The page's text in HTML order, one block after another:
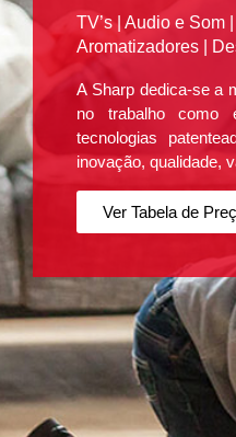
TV’s | Audio e Som
Aromatizadores |
A Sharp dedica-se a
no trabalho
tecnologias
inovação, qualidade,
Ver Tabela de